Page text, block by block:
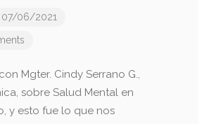
07/06/2021
Mgter. Cindy Serrano G.,
sobre Salud Mental en
y esto fue lo que nos